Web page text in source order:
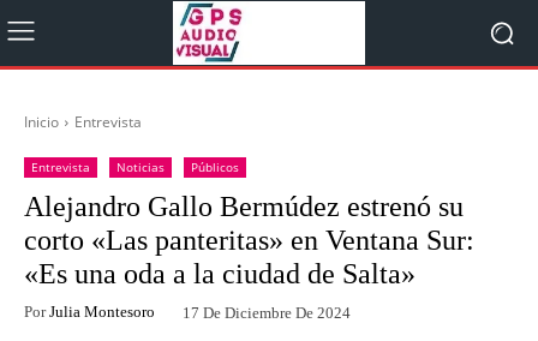
Inicio Entrevista
Entrevista Noticias Públicos
Alejandro Gallo Bermúdez estrenó su
corto «Las panteritas» en Ventana Sur:
«Es una oda a la ciudad de Salta»
Por Julia Montesoro 17 De Diciembre De 2024